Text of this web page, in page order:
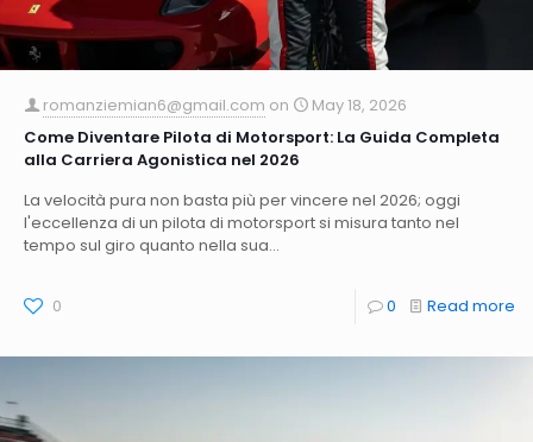
romanziemian6@gmail.com on
May 18, 2026
Come Diventare Pilota di Motorsport: La Guida Completa
alla Carriera Agonistica nel 2026
La velocità pura non basta più per vincere nel 2026; oggi
l'eccellenza di un pilota di motorsport si misura tanto nel
tempo sul giro quanto nella sua...
0 0 Read more